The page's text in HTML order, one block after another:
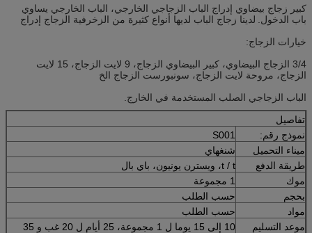
كبير زجاج بيضاوي إدراج الباب الزجاجي الخارجي، الباب الخارجي يساوي
باب الدخول. لدينا زجاج الباب لديها أنواع كثيرة من الزخرفية الزجاج إدراج
خيارات الزجاج:
3/4 الزجاج البيضاوي، كبير البيضاوي الزجاج، 9 لايت الزجاج، 15 لايت
الزجاج، مروحة لايت الزجاج، سونبورست الزجاج الخ
الباب الزجاجي الصلب المستخدمة في الخارج.
تفاصيل
نموذج رقم:
S001
ميناء التحميل
شنغهاي
طريقة الدفع
t / t، ويسترن يونيون، باي بال
موك
1 مجموعة
بحجم
حسب الطلب
مواد
حسب الطلب
موعد التسليم
10 إلى 15 يوما ل 1 مجموعة، 25 أيام ل 20 غب و 35